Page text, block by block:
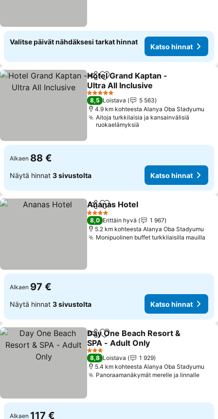
Valitse päivät nähdäksesi tarkat hinnat
Katso hinnat
Jaa Lisää suosikkeihin
Hotel Grand Kaptan -
Ultra All Inclusive
Katso hinnat
5 Tähtiluokitus
8,5 Loistava
5 563
4.9 km kohteesta Alanya Oba Stadyumu
Aitoja turkkilaisia ja kansainvälisiä
ruokaelämyksiä
Alkaen 88 €
Näytä hinnat 3 sivustolta Katso hinnat
Jaa Lisää suosikkeihin
Ananas Hotel
4 Tähtiluokitus
8,0 Erittäin hyvä
1 967
5.2 km kohteesta Alanya Oba Stadyumu
Monipuolinen buffet turkkilaisilla mauilla
Alkaen 97 €
Näytä hinnat 3 sivustolta Katso hinnat
Jaa Lisää suosikkeihin
Day One Beach Resort &
SPA - Adult Only
Katso hinnat
3 Tähtiluokitus
8,8 Loistava
1 929
5.4 km kohteesta Alanya Oba Stadyumu
Panoraamanäkymät merelle ja linnalle
Alkaen 117 €